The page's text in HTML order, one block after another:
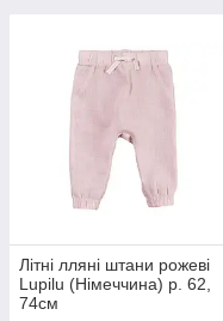
Літні лляні штани рожеві
Lupilu (Німеччина) р. 62,
74см